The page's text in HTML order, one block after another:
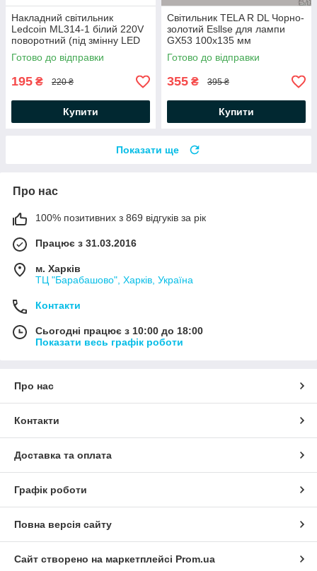
Накладний світильник
Ledcoin ML314-1 білий 220V
поворотний (під змінну LED
лампу GU10) Ø54x133мм
Готово до відправки
195 ₴ 220 ₴
Купити
Світильник TELA R DL Чорно-
золотий Esllse для лампи
GX53 100x135 мм
Готово до відправки
355 ₴ 395 ₴
Купити
Показати ще
Про нас
100% позитивних з 869 відгуків за рік
Працює з 31.03.2016
м. Харків
ТЦ "Барабашово", Харків, Україна
Контакти
Сьогодні працює з 10:00 до 18:00
Показати весь графік роботи
Про нас
Контакти
Доставка та оплата
Графік роботи
Повна версія сайту
Сайт створено на маркетплейсі Prom.ua